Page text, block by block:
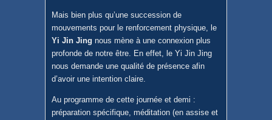
Mais bien plus qu’une succession de
mouvements pour le renforcement physique, le
Yi Jin Jing nous mène à une connexion plus
profonde de notre être. En effet, le Yi Jin Jing
nous demande une qualité de présence afin
d’avoir une intention claire.
Au programme de cette journée et demi :
préparation spécifique, méditation (en assise et